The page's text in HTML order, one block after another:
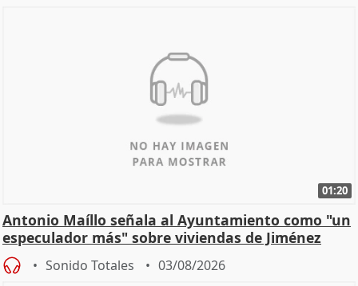
01:20
Antonio Maíllo señala al Ayuntamiento como "un
especulador más" sobre viviendas de Jiménez
Becerril
Sonido Totales 03/08/2026